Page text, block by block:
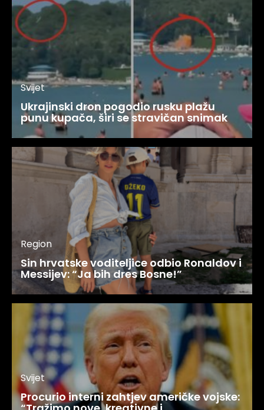
Svijet
Ukrajinski dron pogodio rusku plažu
punu kupača, širi se stravičan snimak
Region
Sin hrvatske voditeljice odbio Ronaldov i
Messijev: “Ja bih dres Bosne!”
Svijet
Procurio interni zahtjev američke vojske: